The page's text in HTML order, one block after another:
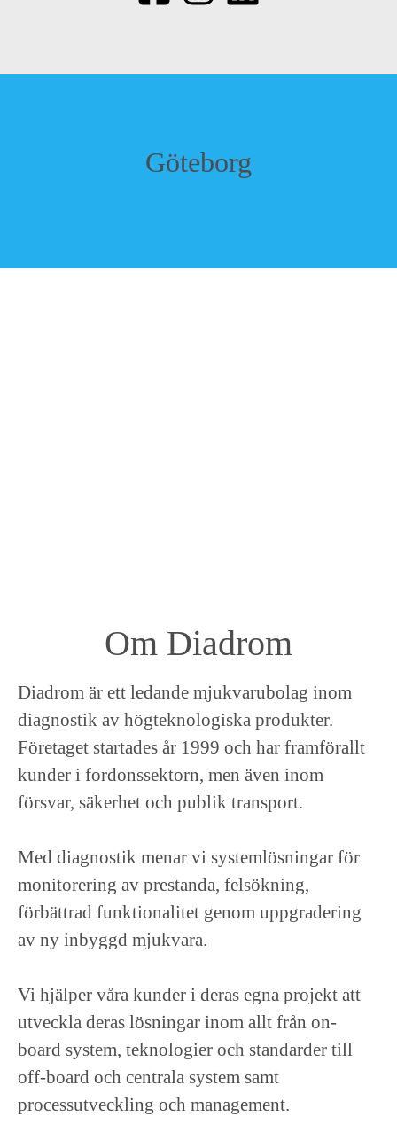
Göteborg
Om Diadrom
Diadrom är ett ledande mjukvarubolag inom
diagnostik av högteknologiska produkter.
Företaget startades år 1999 och har framförallt
kunder i fordonssektorn, men även inom
försvar, säkerhet och publik transport.
Med diagnostik menar vi systemlösningar för
monitorering av prestanda, felsökning,
förbättrad funktionalitet genom uppgradering
av ny inbyggd mjukvara.
Vi hjälper våra kunder i deras egna projekt att
utveckla deras lösningar inom allt från on-
board system, teknologier och standarder till
off-board och centrala system samt
processutveckling och management.